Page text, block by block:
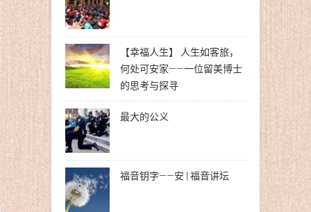
【幸福人生】 人生如客旅，
何处可安家——一位留美博士
的思考与探寻
最大的公义
福音钥字——安 | 福音讲坛